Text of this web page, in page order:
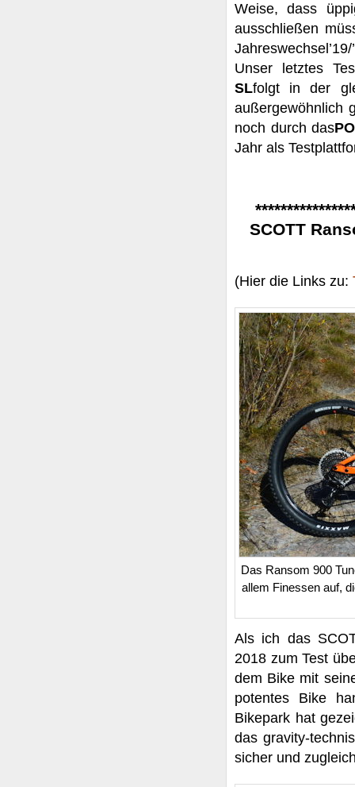
Weise, dass
ausschließen
Unser letztes
SLfolgt in der
außergewöhnlich
noch durch das
Jahr als
SCOTT
(Hier die Links zu:
Das Ransom 900
allem Finessen auf,
Als ich das
2018 zum Test
dem Bike mit
potentes Bike
Bikepark hat
das gravity-
sicher und